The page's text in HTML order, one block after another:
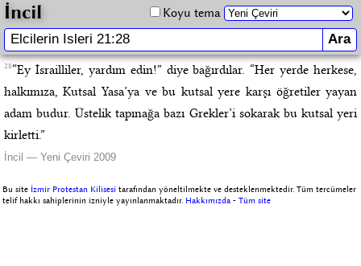
İncil Koyu tema
28“Ey İsrailliler, yardım edin!” diye bağırdılar. “Her yerde herkese,
halkımıza, Kutsal Yasa’ya ve bu kutsal yere karşı öğretiler yayan
adam budur. Üstelik tapınağa bazı Grekler’i sokarak bu kutsal yeri
kirletti.”
İncil — Yeni Çeviri 2009
Bu site İzmir Protestan Kilisesi tarafından yöneltilmekte ve desteklenmektedir. Tüm tercümeler
telif hakkı sahiplerinin izniyle yayınlanmaktadır. Hakkımızda -Tüm site